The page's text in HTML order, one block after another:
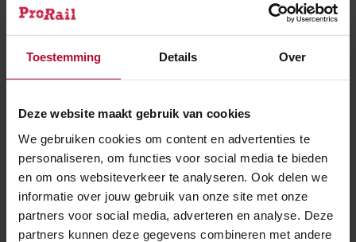
Toestemming Details Over
Deze website maakt gebruik van cookies
We gebruiken cookies om content en advertenties te
personaliseren, om functies voor social media te bieden
en om ons websiteverkeer te analyseren. Ook delen we
informatie over jouw gebruik van onze site met onze
partners voor social media, adverteren en analyse. Deze
partners kunnen deze gegevens combineren met andere